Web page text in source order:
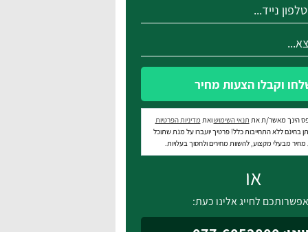
וקבלו הצעות מחיר
הינך מאשר/ת את תנאי השימושואת מדיניות הפרטיות
בחינם ללא התחייבות כלל! פרטיך יועברו על מנת שתוכל
מבעלי מקצוע, להשוות מחירים ולחסוך בעלויות.
או
לחייג אלינו כעת: